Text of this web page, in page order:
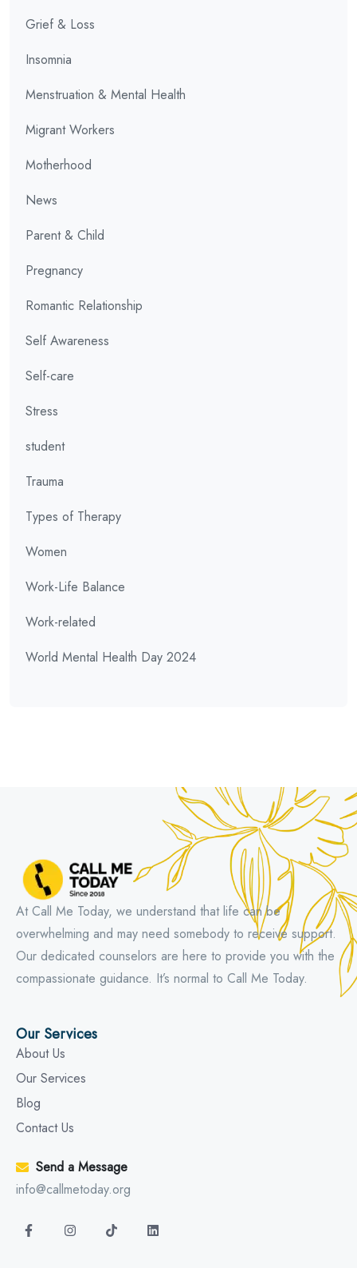
Grief & Loss
Insomnia
Menstruation & Mental Health
Migrant Workers
Motherhood
News
Parent & Child
Pregnancy
Romantic Relationship
Self Awareness
Self-care
Stress
student
Trauma
Types of Therapy
Women
Work-Life Balance
Work-related
World Mental Health Day 2024
At Call Me Today, we understand that life can be
overwhelming and may need somebody to receive support.
Our dedicated counselors are here to provide you with the
compassionate guidance. It’s normal to Call Me Today.
Our Services
About Us
Our Services
Blog
Contact Us
Send a Message
info@callmetoday.org